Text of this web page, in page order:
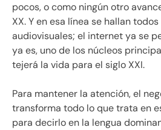
pocos, o como ningún otro
XX. Y en esa línea se hallan
audiovisuales; el internet ya se
ya es, uno de los núcleos
tejerá la vida para el siglo XXI.
Para mantener la atención, el
transforma todo lo que trata en
para decirlo en la lengua